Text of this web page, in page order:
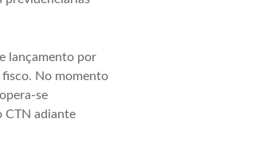
lançamento por
No momento
se
CTN adiante